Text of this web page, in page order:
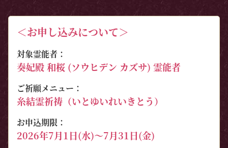
＜お申し込みについて＞
対象霊能者：
奏妃殿 和桜 (ソウヒデン カズサ) 霊能者
ご祈願メニュー：
糸結霊祈祷（いとゆいれいきとう）
お申込期限：
2026年7月1日(水)～7月31日(金)